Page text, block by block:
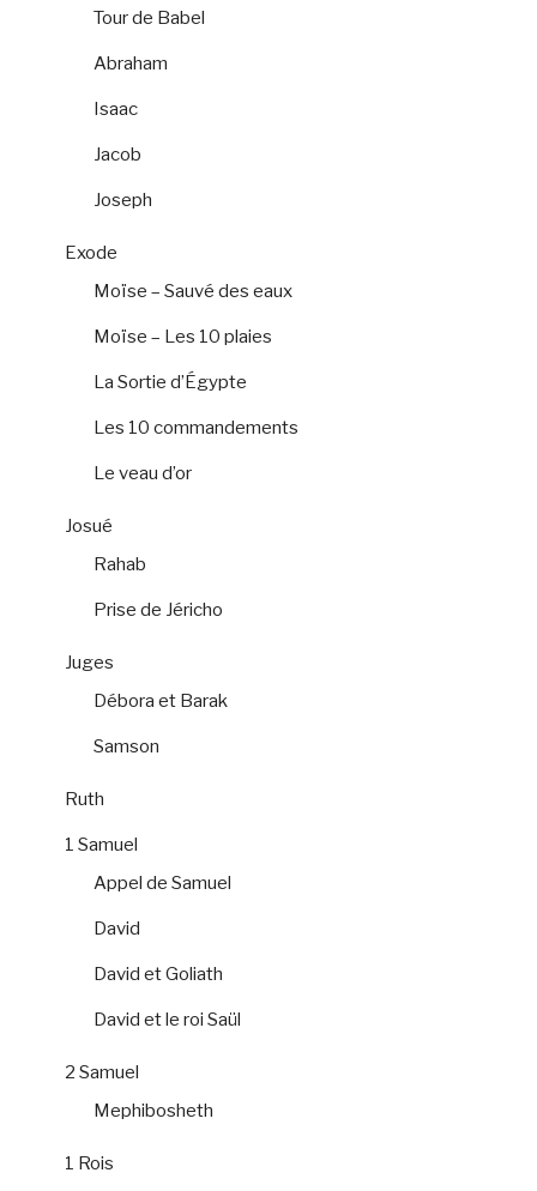
Tour de Babel
Abraham
Isaac
Jacob
Joseph
Exode
Moïse – Sauvé des eaux
Moïse – Les 10 plaies
La Sortie d’Égypte
Les 10 commandements
Le veau d’or
Josué
Rahab
Prise de Jéricho
Juges
Débora et Barak
Samson
Ruth
1 Samuel
Appel de Samuel
David
David et Goliath
David et le roi Saül
2 Samuel
Mephibosheth
1 Rois